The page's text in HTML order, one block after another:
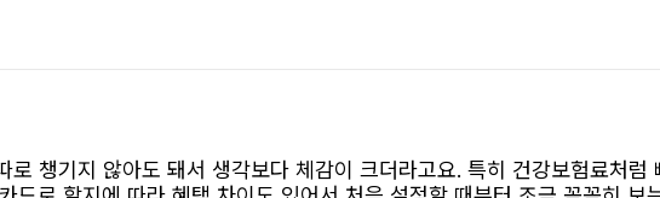
챙기지 않아도 돼서 생각보다 체감이 크더라고요. 특히 건강보험료처